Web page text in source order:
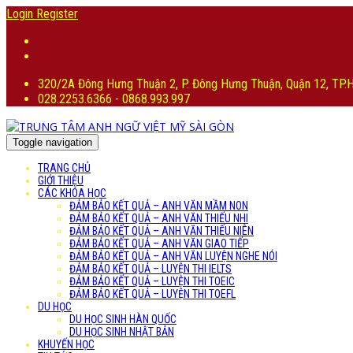
Login Register
320/2A Đông Hưng Thuận 2, P. Đông Hưng Thuận, Quận 12,
028.2253.6366 - 0868.993.997
Toggle navigation
TRANG CHỦ
GIỚI THIỆU
CÁC KHÓA HỌC
ĐẢM BẢO KẾT QUẢ – ANH VĂN MẦM NON
ĐẢM BẢO KẾT QUẢ – ANH VĂN THIẾU NHI
ĐẢM BẢO KẾT QUẢ – ANH VĂN THIẾU NIÊN
ĐẢM BẢO KẾT QUẢ – ANH VĂN GIAO TIẾP
ĐẢM BẢO KẾT QUẢ – ANH VĂN LUYỆN NGHE NÓI
ĐẢM BẢO KẾT QUẢ – LUYỆN THI IELTS
ĐẢM BẢO KẾT QUẢ – LUYỆN THI TOEIC
ĐẢM BẢO KẾT QUẢ – LUYỆN THI TOEFL
DU HỌC
DU HỌC SINH HÀN QUỐC
DU HỌC SINH NHẬT BẢN
KHUYẾN HỌC